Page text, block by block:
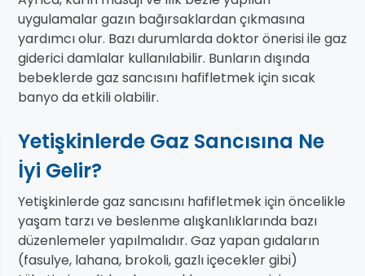
uygulamalar gazın bağırsaklardan çıkmasına
yardımcı olur. Bazı durumlarda doktor önerisi ile gaz
giderici damlalar kullanılabilir. Bunların dışında
bebeklerde gaz sancısını hafifletmek için sıcak
banyo da etkili olabilir.
Yetişkinlerde Gaz Sancısına Ne
İyi Gelir?
Yetişkinlerde gaz sancısını hafifletmek için öncelikle
yaşam tarzı ve beslenme alışkanlıklarında bazı
düzenlemeler yapılmalıdır. Gaz yapan gıdaların
(fasulye, lahana, brokoli, gazlı içecekler gibi)